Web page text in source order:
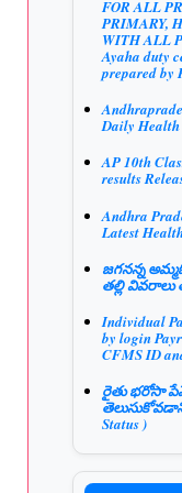
FOR ALL
PRIMARY,
WITH ALL
Ayaha duty
prepared by
Daily Health
AP 10th
results
Andhra
Latest
జగనన్న
తల్లి వివరాలు
Individual
by login
CFMS ID
రైతు భరోసా
Status )